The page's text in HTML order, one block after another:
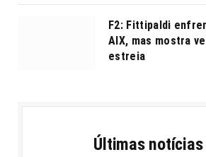
F2: Fittipaldi
AIX, mas mostra
estreia
Últimas notícias